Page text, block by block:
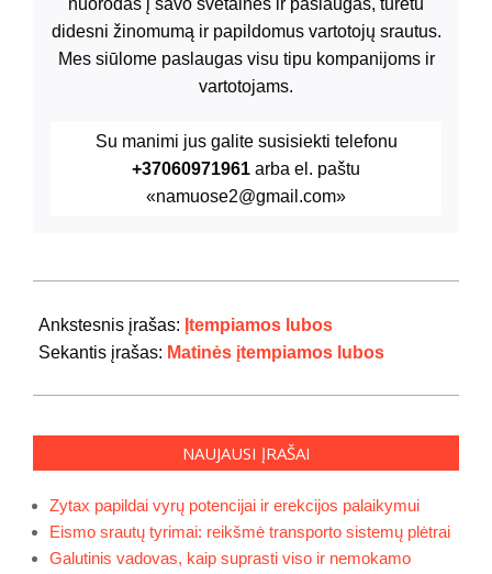
nuorodas į savo svetaines ir paslaugas, turėtu
didesni žinomumą ir papildomus vartotojų srautus.
Mes siūlome paslaugas visu tipu kompanijoms ir
vartotojams.
Su manimi jus galite susisiekti telefonu
+37060971961 arba el. paštu
«namuose2@gmail.com»
07-
04
Ankstesnis įrašas: Įtempiamos lubos
Sekantis įrašas: Matinės įtempiamos lubos
NAUJAUSI ĮRAŠAI
Zytax papildai vyrų potencijai ir erekcijos palaikymui
Eismo srautų tyrimai: reikšmė transporto sistemų plėtrai
Galutinis vadovas, kaip suprasti viso ir nemokamo